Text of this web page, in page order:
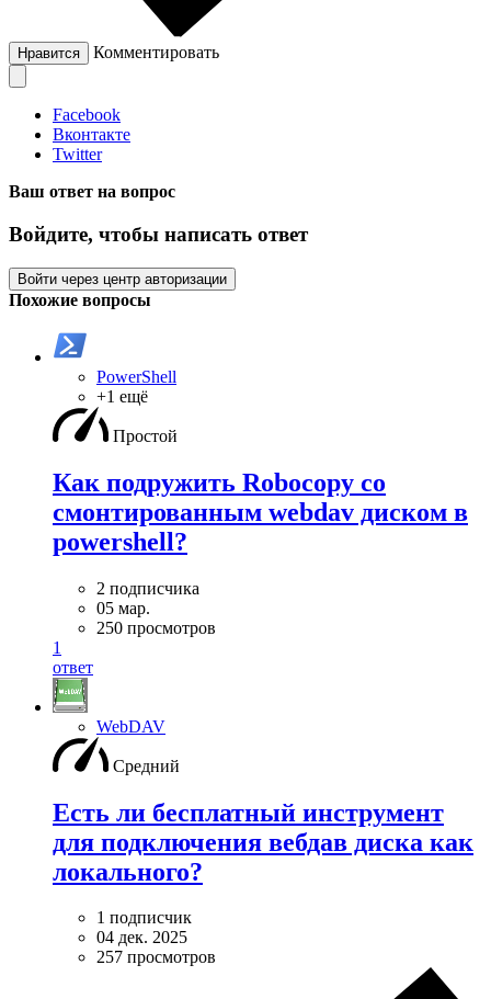
Нравится Комментировать
Facebook
Вконтакте
Twitter
Ваш ответ на вопрос
Войдите, чтобы написать ответ
Войти через центр авторизации
Похожие вопросы
PowerShell
+1 ещё
Простой
Как подружить Robocopy со
смонтированным webdav диском в
powershell?
2 подписчика
05 мар.
250 просмотров
1
ответ
WebDAV
Средний
Есть ли бесплатный инструмент
для подключения вебдав диска как
локального?
1 подписчик
04 дек. 2025
257 просмотров